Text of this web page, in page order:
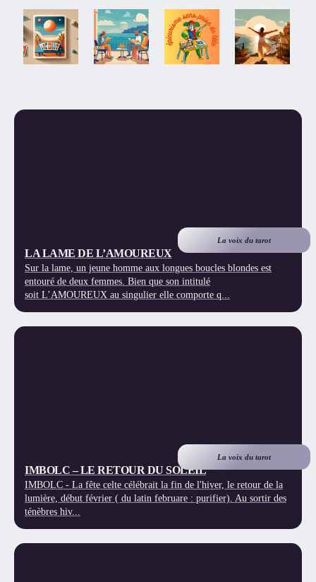
La voix du tarot
LA LAME DE L’AMOUREUX
Sur la lame, un jeune homme aux longues boucles blondes est
entouré de deux femmes. Bien que son intitulé
soit L’AMOUREUX au singulier elle comporte q...
La voix du tarot
IMBOLC – LE RETOUR DU SOLEIL
IMBOLC - La fête celte célébrait la fin de l'hiver, le retour de la
lumière, début février ( du latin februare : purifier). Au sortir des
ténèbres hiv...